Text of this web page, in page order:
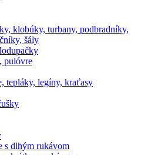
klobúky, turbany, podbradníky,
šály
pulóvre
tepláky, legíny, kraťasy
s dlhým rukávom